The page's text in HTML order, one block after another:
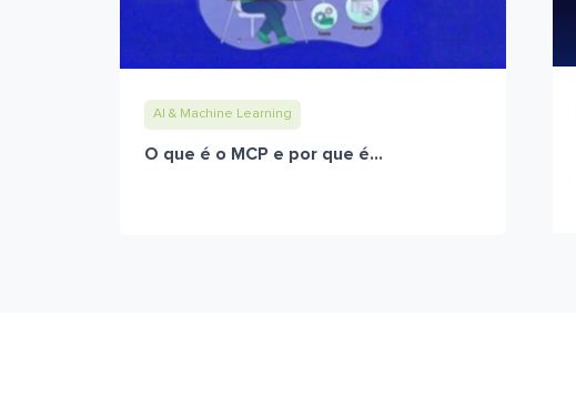
AI & Machine Learning
O que é o MCP e por que é...